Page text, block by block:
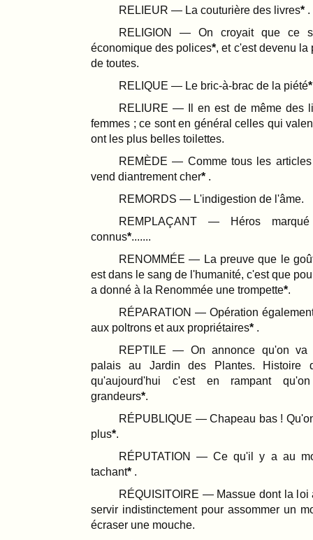
RELIEUR — La couturière des livres
.
RELIGION — On croyait que ce
économique des polices , et c'est devenu la
de toutes.
RELIQUE — Le bric-à-brac de la piété
RELIURE — Il en est de même des
femmes ; ce sont en général celles qui
ont les plus belles toilettes.
REMÈDE — Comme tous les
vend diantrement cher
.
REMORDS — L'indigestion de l'âme.
REMPLAÇANT — Héros
connus .......
RENOMMÉE — La preuve que le
est dans le sang de l'humanité, c'est que
a donné à la Renommée une trompette .
RÉPARATION — Opération
aux poltrons et aux propriétaires
.
REPTILE — On annonce qu'on va
palais au Jardin des Plantes. Histoire
qu'aujourd'hui c'est en rampant
grandeurs .
RÉPUBLIQUE — Chapeau bas !
plus .
RÉPUTATION — Ce qu'il y a au
tachant
.
RÉQUISITOIRE — Massue dont la loi
servir indistinctement pour assommer un
écraser une mouche.